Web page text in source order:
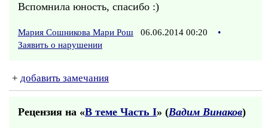
Вспомнила юность, спасибо :)
Мария Сошникова Мари Рош 06.06.2014 00:20
•
Заявить о нарушении
+ добавить замечания
Рецензия на «В теме Часть I» (Вадим Винаков)